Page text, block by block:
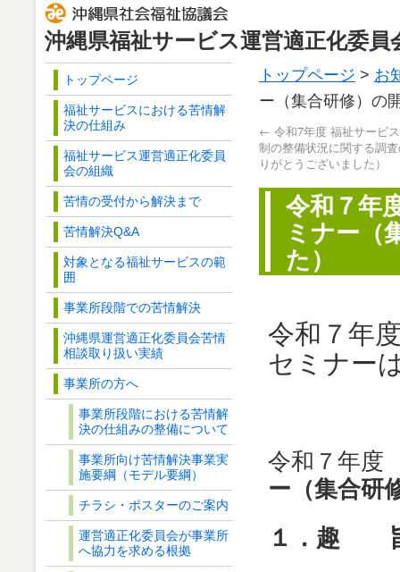
沖縄県福祉サービス運営適正化委員
トップページ > お
ー（集合研修）
← 令和7年度 福祉サービ
制の整備状況に関する調
りがとうございました）
令和７年
ミナー（
た）
令和７年
セミナー
令和７年
ー（集合研
１．趣
トップページ
福祉サービスにおける苦情解
決の仕組み
福祉サービス運営適正化委員
会の組織
苦情の受付から解決まで
苦情解決Q&A
対象となる福祉サービスの範
囲
事業所段階での苦情解決
沖縄県運営適正化委員会苦情
相談取り扱い実績
事業所の方へ
事業所段階における苦情解
決の仕組みの整備について
事業所向け苦情解決事業実
施要綱（モデル要綱）
チラシ・ポスターのご案内
運営適正化委員会が事業所
へ協力を求める根拠